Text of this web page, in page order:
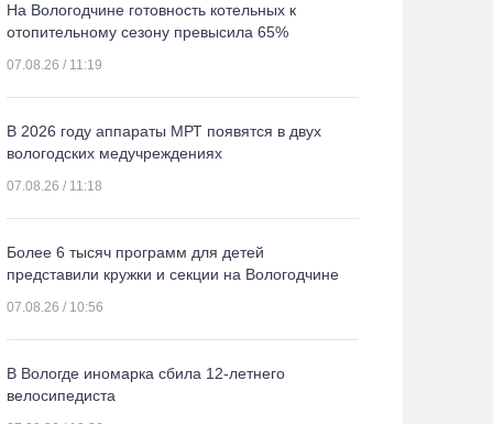
На Вологодчине готовность котельных к
отопительному сезону превысила 65%
07.08.26 / 11:19
В 2026 году аппараты МРТ появятся в двух
вологодских медучреждениях
07.08.26 / 11:18
Более 6 тысяч программ для детей
представили кружки и секции на Вологодчине
07.08.26 / 10:56
В Вологде иномарка сбила 12-летнего
велосипедиста